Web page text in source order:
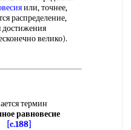
или, точнее,
распределение,
достижения
велико).
термин
равновесие
[c.188]